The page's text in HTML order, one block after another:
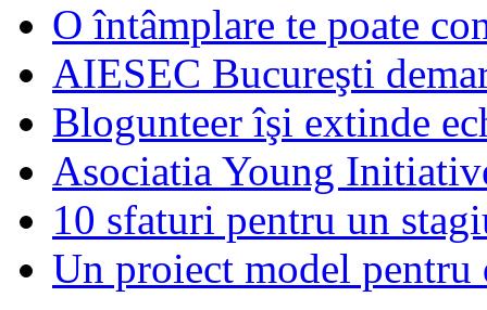
O întâmplare te poate
AIESEC Bucureşti
Blogunteer îşi extinde
Asociatia Young
10 sfaturi pentru un
Un proiect model